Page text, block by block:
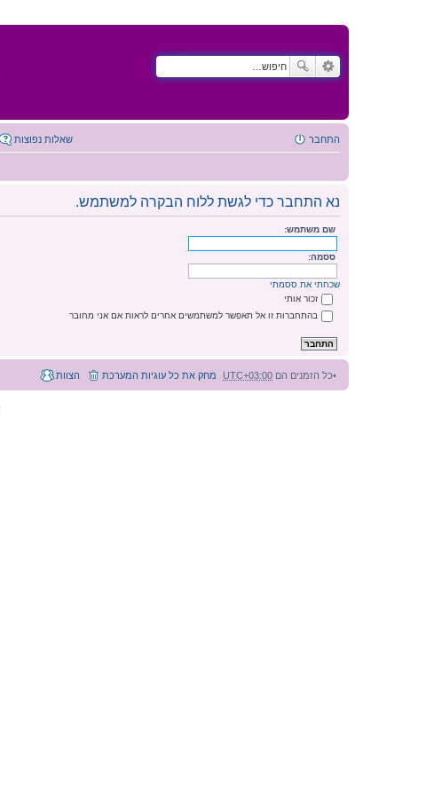
שאלות נפוצות התחבר
נא התחבר כדי לגשת ללוח הבקרה למשתמש.
שם משתמש:
ססמה:
שכחתי את ססמתי
זכור אותי
בהתחברות זו אל תאפשר למשתמשים אחרים לראות אם אני מחובר
כל הזמנים הם UTC+03:00 מחק את כל עוגיות המערכת הצוות